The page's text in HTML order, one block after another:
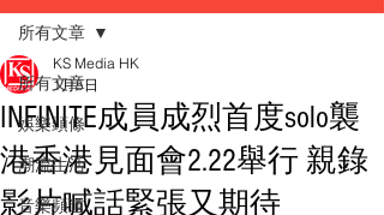
所有文章
娛樂頭條
潮流生活
音樂頻道
所有文章
INFINITE成員成烈首度solo襲
港香港見面會2.22舉行 親錄
影片喊話緊張又期待
KS Media HK
1月5日